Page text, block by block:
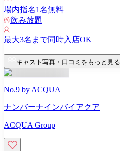
場内指名1名無料
飲み放題
最大3名まで同時入店OK
キャスト写真・口コミをもっと見る
No.9 by ACQUA
ナンバーナインバイアクア
ACQUA Group